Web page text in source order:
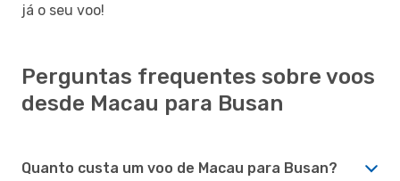
já o seu voo!
Perguntas frequentes sobre voos
desde Macau para Busan
Quanto custa um voo de Macau para Busan?